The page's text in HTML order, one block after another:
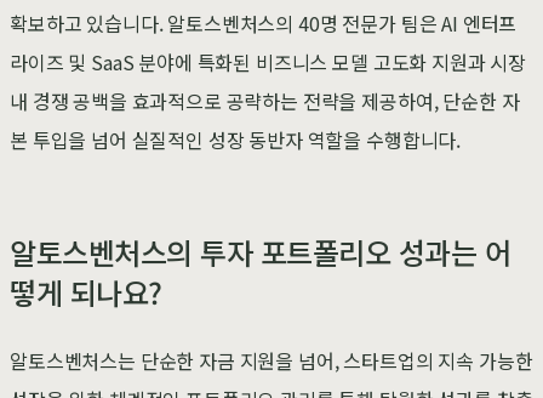
확보하고 있습니다. 알토스벤처스의 40명 전문가 팀은 AI 엔터프
라이즈 및 SaaS 분야에 특화된 비즈니스 모델 고도화 지원과 시장
내 경쟁 공백을 효과적으로 공략하는 전략을 제공하여, 단순한 자
본 투입을 넘어 실질적인 성장 동반자 역할을 수행합니다.
알토스벤처스의 투자 포트폴리오 성과는 어
떻게 되나요?
알토스벤처스는 단순한 자금 지원을 넘어, 스타트업의 지속 가능한